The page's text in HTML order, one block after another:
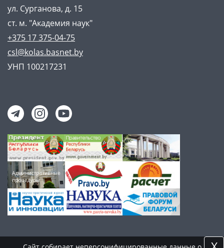
ул. Сурганова, д. 15
ст. м. "Академия наук"
+375 17 375-04-75
csl@kolas.basnet.by
УНП 100217231